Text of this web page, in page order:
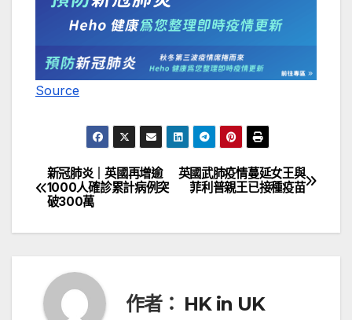
Source
文
章
覽
英國武肺疫情蔓延女王與
菲利普親王已接種疫苗
新冠肺炎｜英國再增逾
1000人確診累計病例突
破300萬
作者： HK in UK